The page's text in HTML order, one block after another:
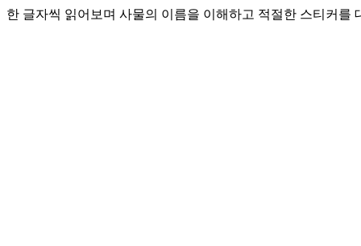
한 글자씩 읽어보며 사물의 이름을 이해하고 적절한 스티커를